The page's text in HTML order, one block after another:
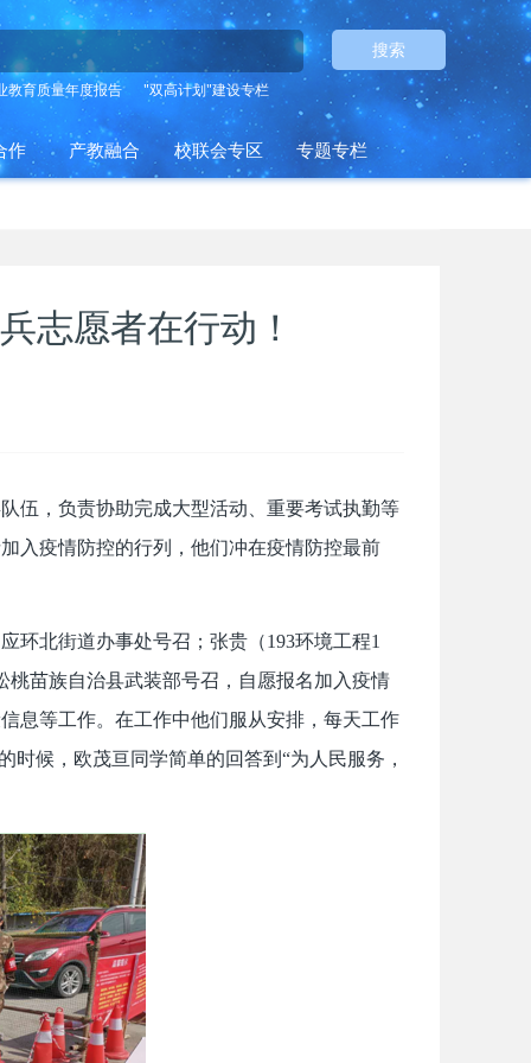
搜索
教育质量年度报告 "双高计划"建设专栏
作 产教融合 校联会专区 专题专栏
志愿者在行动！
伍，负责协助完成大型活动、重要考试执勤等
入疫情防控的行列，他们冲在疫情防控最前
环北街道办事处号召；张贵（193环境工程1
桃苗族自治县武装部号召，自愿报名加入疫情
息等工作。在工作中他们服从安排，每天工作
候，欧茂亘同学简单的回答到“为人民服务，